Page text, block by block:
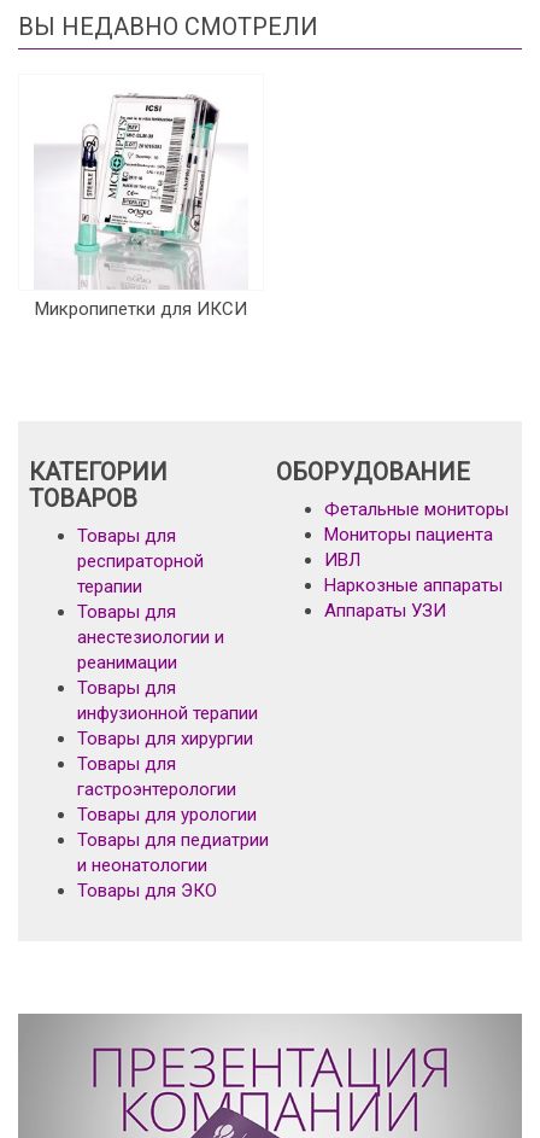
ВЫ НЕДАВНО СМОТРЕЛИ
Микропипетки для ИКСИ
КАТЕГОРИИ
ТОВАРОВ
Товары для
респираторной
терапии
Товары для
анестезиологии и
реанимации
Товары для
инфузионной терапии
Товары для хирургии
Товары для
гастроэнтерологии
Товары для урологии
Товары для педиатрии
и неонатологии
Товары для ЭКО
ОБОРУДОВАНИЕ
Фетальные мониторы
Мониторы пациента
ИВЛ
Наркозные аппараты
Аппараты УЗИ